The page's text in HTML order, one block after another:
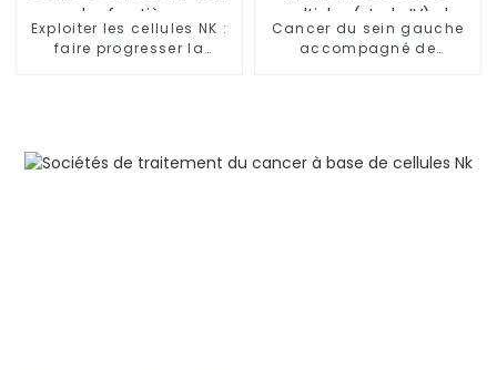
Exploiter les cellules NK :
faire progresser la
Cancer du sein gauche
accompagné de
carcinomateuse dans